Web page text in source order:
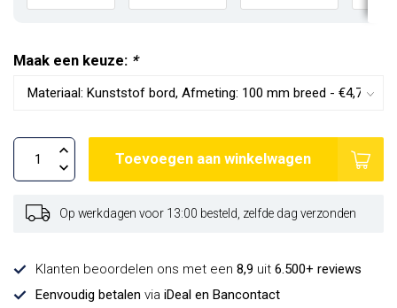
Maak een keuze: *
Toevoegen aan winkelwagen
Op werkdagen voor 13:00 besteld, zelfde dag verzonden
Klanten beoordelen ons met een 8,9 uit 6.500+ reviews
Eenvoudig betalen via iDeal en Bancontact